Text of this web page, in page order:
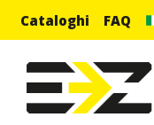
Cataloghi FAQ